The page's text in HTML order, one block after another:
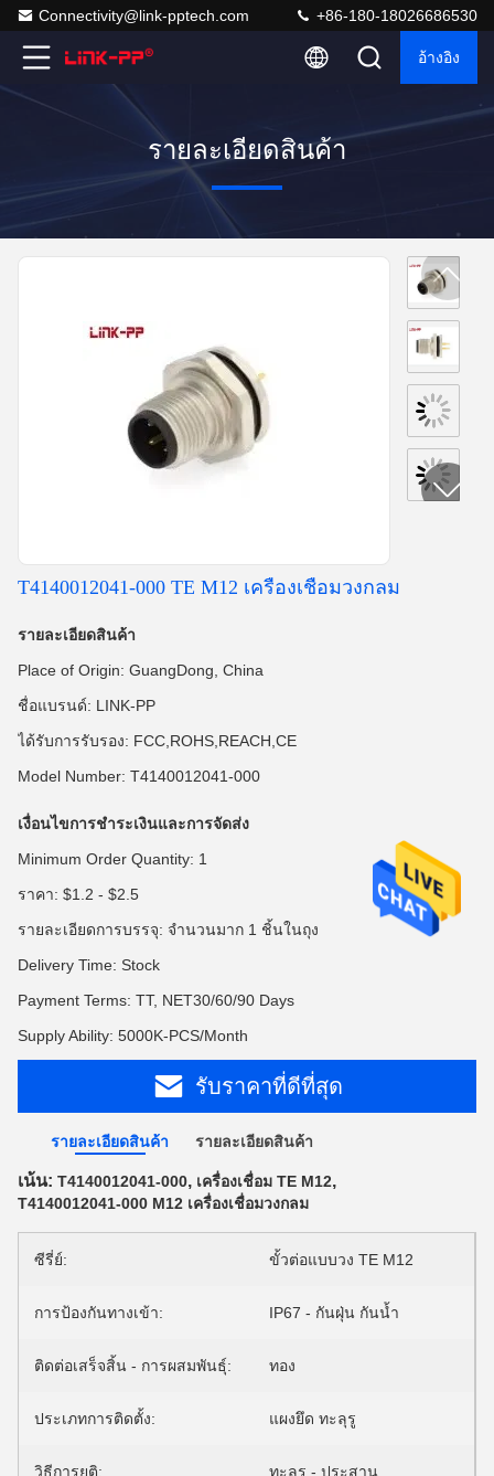
Connectivity@link-pptech.com +86-180-18026686530
อ้างอิง
รายละเอียดสินค้า
T4140012041-000 TE M12 เครื่องเชื่อมวงกลม
รายละเอียดสินค้า
Place of Origin: GuangDong, China
ชื่อแบรนด์: LINK-PP
ได้รับการรับรอง: FCC,ROHS,REACH,CE
Model Number: T4140012041-000
เงื่อนไขการชำระเงินและการจัดส่ง
Minimum Order Quantity: 1
ราคา: $1.2 - $2.5
รายละเอียดการบรรจุ: จำนวนมาก 1 ชิ้นในถุง
Delivery Time: Stock
Payment Terms: TT, NET30/60/90 Days
Supply Ability: 5000K-PCS/Month
รับราคาที่ดีที่สุด
รายละเอียดสินค้า รายละเอียดสินค้า
เน้น: T4140012041-000, เครื่องเชื่อม TE M12,
T4140012041-000 M12 เครื่องเชื่อมวงกลม
ซีรี่ย์: ขั้วต่อแบบวง TE M12
การป้องกันทางเข้า: IP67 - กันฝุ่น กันน้ำ
ติดต่อเสร็จสิ้น - การผสมพันธุ์: ทอง
ประเภทการติดตั้ง: แผงยึด ทะลุรู
วิธีการยุติ: ทะลุรู - ประสาน